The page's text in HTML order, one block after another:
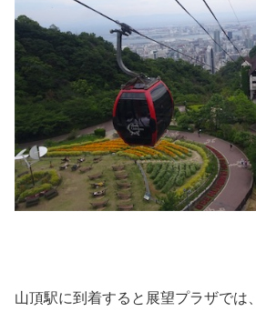
山頂駅に到着すると展望プラザでは、